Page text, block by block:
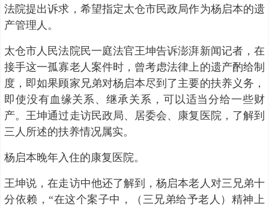
法院提出诉求，希望指定太仓市民政局作为杨启本的遗
产管理人。
太仓市人民法院民一庭法官王坤告诉澎湃新闻记者，在
接手这一孤寡老人案件时，曾考虑法律上的遗产酌给制
度，即如果顾家兄弟对杨启本尽到了主要的扶养义务，
即使没有血缘关系、继承关系，可以适当分给一些财
产。王坤通过走访民政局、居委会、康复医院，了解到
三人所述的扶养情况属实。
杨启本晚年入住的康复医院。
王坤说，在走访中他还了解到，杨启本老人对三兄弟十
分依赖，“在这个案子中，（三兄弟给予老人）精神上